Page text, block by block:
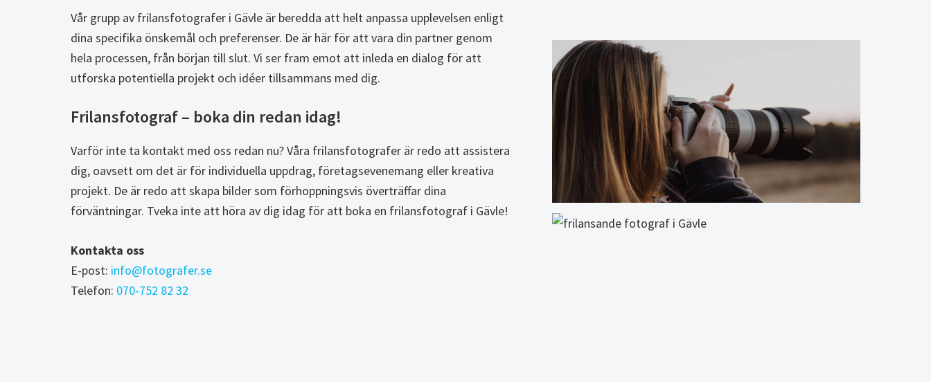
Vår grupp av frilansfotografer i Gävle är beredda att helt anpassa upplevelsen enligt
dina specifika önskemål och preferenser. De är här för att vara din partner genom
hela processen, från början till slut. Vi ser fram emot att inleda en dialog för att
utforska potentiella projekt och idéer tillsammans med dig.
Frilansfotograf – boka din redan idag!
Varför inte ta kontakt med oss redan nu? Våra frilansfotografer är redo att assistera
dig, oavsett om det är för individuella uppdrag, företagsevenemang eller kreativa
projekt. De är redo att skapa bilder som förhoppningsvis överträffar dina
förväntningar. Tveka inte att höra av dig idag för att boka en frilansfotograf i Gävle!
Kontakta oss
E-post: info@fotografer.se
Telefon: 070-752 82 32